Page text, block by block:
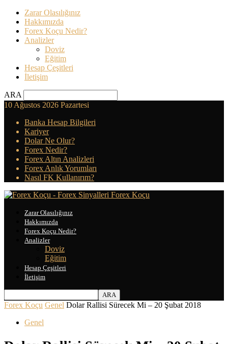
Zarar Olasılığınız
Hakkımızda
Forex Koçu Nedir?
Analizler
Doviz
Eğitim
Hesap Çeşitleri
İletişim
ARA
10 Ağustos 2026 Pazartesi
Banka Hesap Bilgileri
Kariyer
Dolar Ne Olur?
Forex Nedir?
Forex Altın Analizleri
Forex Anlık Yorumları
Nasıl FK Kullanırım?
Forex Koçu
Zarar Olasılığınız
Hakkımızda
Forex Koçu Nedir?
Analizler
Doviz
Eğitim
Hesap Çeşitleri
İletişim
Forex Koçu Genel Dolar Rallisi Sürecek Mi – 20 Şubat 2018
Genel